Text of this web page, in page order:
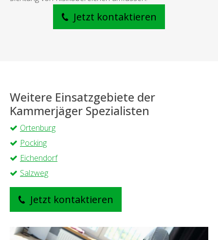
Jetzt kontaktieren
Weitere Einsatzgebiete der
Kammerjäger Spezialisten
Ortenburg
Pocking
Eichendorf
Salzweg
Jetzt kontaktieren